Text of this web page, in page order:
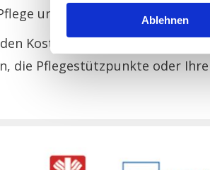
Ablehnen
und Betreuung. Dies ist mit
Kosten / Kostenerstattung
die Pflegestützpunkte oder Ihre